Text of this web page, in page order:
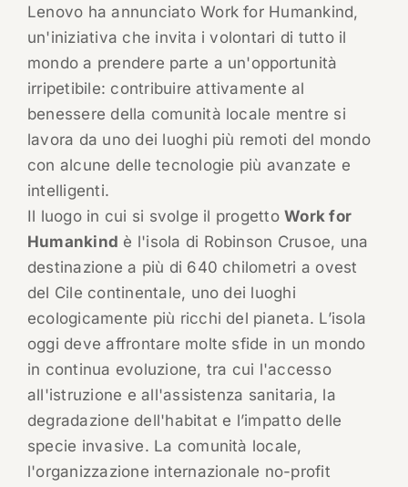
Lenovo ha annunciato Work for Humankind,
un'iniziativa che invita i volontari di tutto il
mondo a prendere parte a un'opportunità
irripetibile: contribuire attivamente al
benessere della comunità locale mentre si
lavora da uno dei luoghi più remoti del mondo
con alcune delle tecnologie più avanzate e
intelligenti.
Il luogo in cui si svolge il progettoWork for
Humankind è l'isola di Robinson Crusoe, una
destinazione a più di 640 chilometri a ovest
del Cile continentale, uno dei luoghi
ecologicamente più ricchi del pianeta. L’isola
oggi deve affrontare molte sfide in un mondo
in continua evoluzione, tra cui l'accesso
all'istruzione e all'assistenza sanitaria, la
degradazione dell'habitat e l’impatto delle
specie invasive. La comunità locale,
l'organizzazione internazionale no-profit